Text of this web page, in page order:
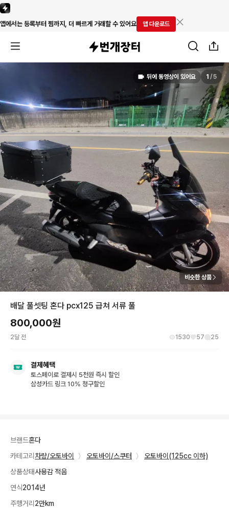
앱에서는 등록부터 찜까지, 더 빠르게 거래할 수 있어요 앱 다운로드
뒤에 동영상이 있어요 1 /5
비슷한 상품
배달 풀셋팅 혼다 pcx125 급쳐 서류 풀
800,000원
2달 전 1530 57 25
결제혜택
토스페이로 결제시 5천원 즉시 할인
삼성카드 링크 10% 청구할인
브랜드혼다
카테고리 차량/오토바이 〉 오토바이/스쿠터 〉
오토바이(125cc 이하)
상품상태사용감 적음
연식2014년
주행거리 2만km